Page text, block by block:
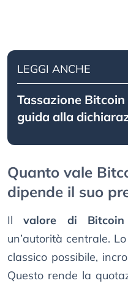
LEGGI ANCHE
Tassazione
guida alla
Quanto vale
dipende il suo
Ilvalore di Bitcoin
un’autorità centrale.
classico possibile,
Questo rende la